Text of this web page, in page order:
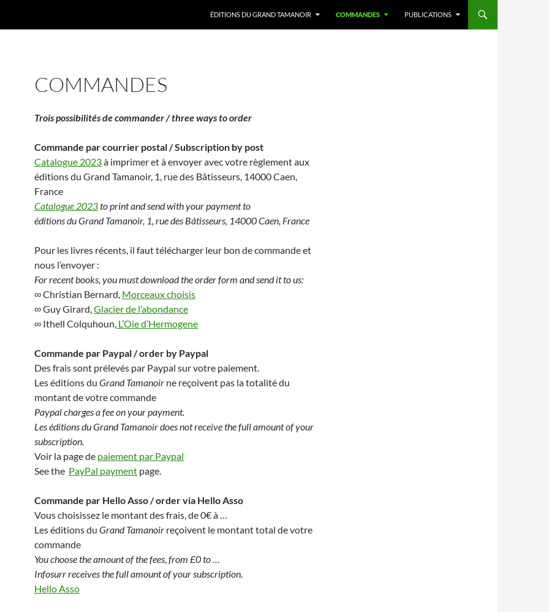
ÉDITIONS DU GRAND TAMANOIR
COMMANDES PUBLICATIONS
COMMANDES
Trois possibilités de commander / three ways to order
Commande par courrier postal / Subscription by post
Catalogue 2023à imprimer et à envoyer avec votre règlement aux
éditions du Grand Tamanoir, 1, rue des Bâtisseurs, 14000 Caen,
France
Catalogue 2023to print and send with your payment to
éditions du Grand Tamanoir, 1, rue des Bâtisseurs, 14000 Caen, France
Pour les livres récents, il faut télécharger leur bon de commande et
nous l’envoyer :
For recent books, you must download the order form and send it to us:
∞ Christian Bernard, Morceaux choisis
∞ Guy Girard,Glacier de l’abondance
∞ Ithell Colquhoun, L’Oie d’Hermogene
Commande par Paypal / order by Paypal
Des frais sont prélevés par Paypal sur votre paiement.
Les éditions du Grand Tamanoir ne reçoivent pas la totalité du
montant de votre commande
Paypal charges a fee on your payment.
Les éditions du Grand Tamanoir does not receive the full amount of your
subscription.
Voir la page de paiement par Paypal
See the PayPal payment page.
Commande par Hello Asso / order via Hello Asso
Vous choisissez le montant des frais, de 0€ à …
Les éditions du Grand Tamanoir reçoivent le montant total de votre
commande
You choose the amount of the fees, from £0 to …
Infosurr receives the full amount of your subscription.
Hello Asso